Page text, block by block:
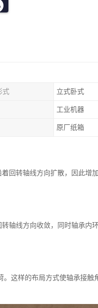
式 立式卧式
工业机器
原厂纸箱
回转轴线方向扩散，因此增
轴线方向收敛，同时轴承内
这样的布局方式使轴承接触